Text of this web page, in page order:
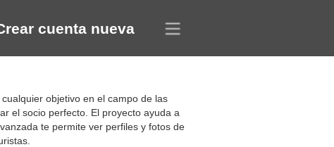
cuenta nueva
objetivo en el campo de las
el socio perfecto. El proyecto ayuda a
te permite ver perfiles y fotos de